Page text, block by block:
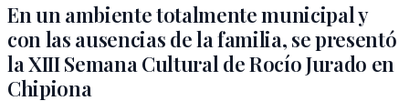
En un ambiente totalmente municipal y
con las ausencias de la familia, se presentó
la XIII Semana Cultural de Rocío Jurado en
Chipiona